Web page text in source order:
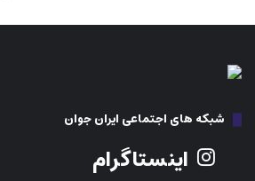
شبکه های اجتماعی ایران جوان
اینستاگرام